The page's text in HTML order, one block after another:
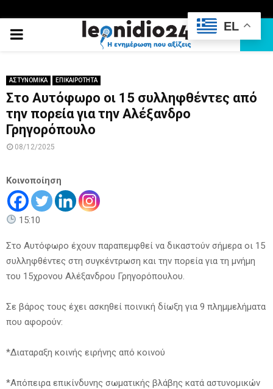
PRIMARY
ΑΣΤΥΝΟΜΙΚΑ ΕΠΙΚΑΙΡΟΤΗΤΑ
Στο Αυτόφωρο οι 15 συλληφθέντες από
την πορεία για την Αλέξανδρο
Γρηγορόπουλο
08/12/2025
Κοινοποίηση
15:10
Στο Αυτόφωρο έχουν παραπεμφθεί να δικαστούν σήμερα οι 15
συλληφθέντες στη συγκέντρωση και την πορεία για τη μνήμη
του 15χρονου Αλέξανδρου Γρηγορόπουλου.
Σε βάρος τους έχει ασκηθεί ποινική δίωξη για 9 πλημμελήματα
που αφορούν:
*Διαταραξη κοινής ειρήνης από κοινού
*Απόπειρα επικίνδυνης σωματικής βλάβης κατά αστυνομικών
EL